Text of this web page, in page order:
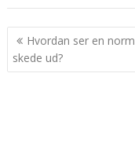
Hvordan ser en
skede ud?